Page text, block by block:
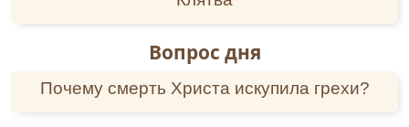
проповедями, которые он часто произносил в
церкви; если говорить о его церковной
службе, то служит он неважно. Поначалу,
Вопрос дня
Почему смерть Христа искупила грехи?